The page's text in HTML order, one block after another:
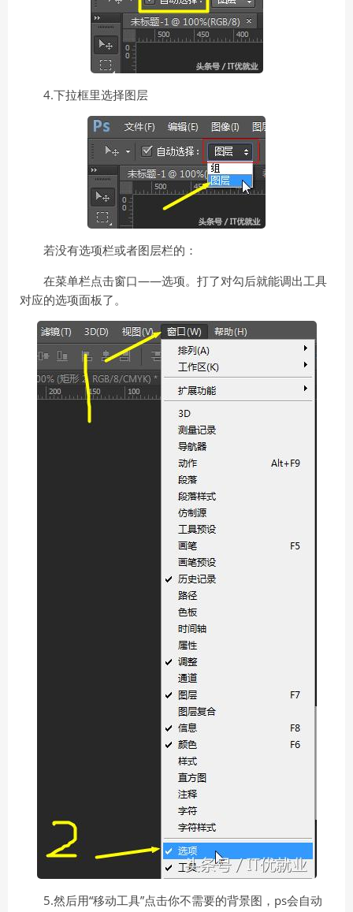
4.下拉框里选择图层
若没有选项栏或者图层栏的：
在菜单栏点击窗口——选项。打了对勾后就能调出工具
对应的选项面板了。
5.然后用“移动工具”点击你不需要的背景图，ps会自动